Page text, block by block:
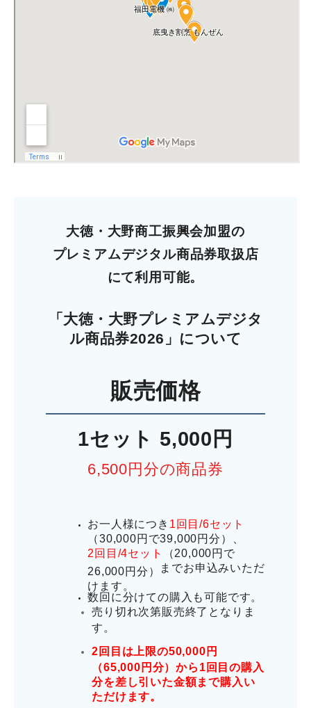
大徳・大野商工振興会加盟の
プレミアムデジタル商品券取扱店
にて利用可能。
「大徳・大野プレミアムデジタ
ル商品券2026」について
販売価格
1セット 5,000円
6,500円分の商品券
お一人様につき 1回目/6セット
（30,000円で39,000円分）、
2回目/4セット （20,000円で
26,000円分） までお申込みいただ
けます。
数回に分けての購入も可能です。
売り切れ次第販売終了となりま
す。
2回目は上限の50,000円
（65,000円分）から1回目の購入
分を差し引いた金額まで購入い
ただけます。